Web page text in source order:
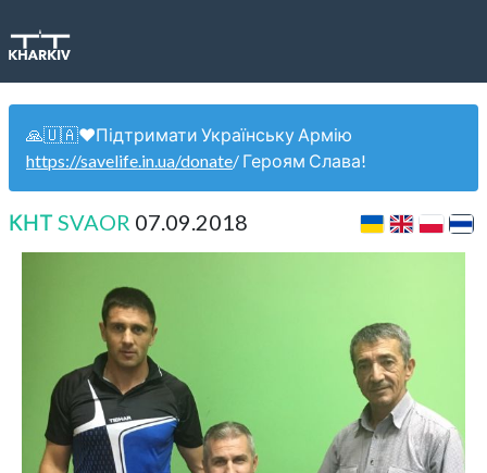
🙏🇺🇦❤️Підтримати Українську Армію
https://savelife.in.ua/donate/ Героям Слава!
КНТ SVAOR 07.09.2018